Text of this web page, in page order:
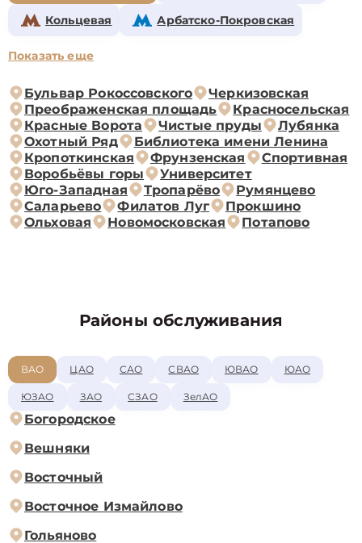
Кольцевая Арбатско-Покровская
Показать еще
Бульвар Рокоссовского
Черкизовская
Преображенская площадь
Красносельская
Красные Ворота
Чистые пруды
Лубянка
Охотный Ряд
Библиотека имени Ленина
Кропоткинская
Фрунзенская
Спортивная
Воробьёвы горы
Университет
Юго-Западная
Тропарёво
Румянцево
Саларьево
Филатов Луг
Прокшино
Ольховая
Новомосковская Потапово
Районы обслуживания
ВАО ЦАО САО СВАО ЮВАО ЮАО
ЮЗАО ЗАО СЗАО ЗелАО
Богородское
Вешняки
Восточный
Восточное Измайлово
Гольяново